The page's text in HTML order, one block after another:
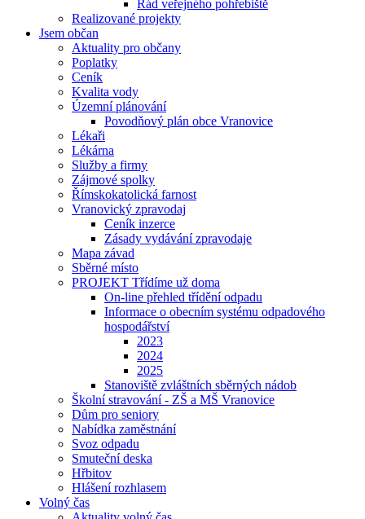
Řád veřejného pohřebiště
Realizované projekty
Jsem občan
Aktuality pro občany
Poplatky
Ceník
Kvalita vody
Územní plánování
Povodňový plán obce Vranovice
Lékaři
Lékárna
Služby a firmy
Zájmové spolky
Římskokatolická farnost
Vranovický zpravodaj
Ceník inzerce
Zásady vydávání zpravodaje
Mapa závad
Sběrné místo
PROJEKT Třídíme už doma
On-line přehled třídění odpadu
Informace o obecním systému odpadového
hospodářství
2023
2024
2025
Stanoviště zvláštních sběrných nádob
Školní stravování - ZŠ a MŠ Vranovice
Dům pro seniory
Nabídka zaměstnání
Svoz odpadu
Smuteční deska
Hřbitov
Hlášení rozhlasem
Volný čas